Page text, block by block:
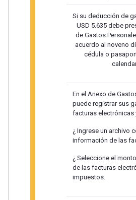
Si su deducción de
USD 5.635 debe
de Gastos
acuerdo al noveno
cédula o
En el Anexo de
puede registrar sus
facturas electrónicas
¿ Ingrese un archivo
información de las
¿ Seleccione el
de las facturas
impuestos.